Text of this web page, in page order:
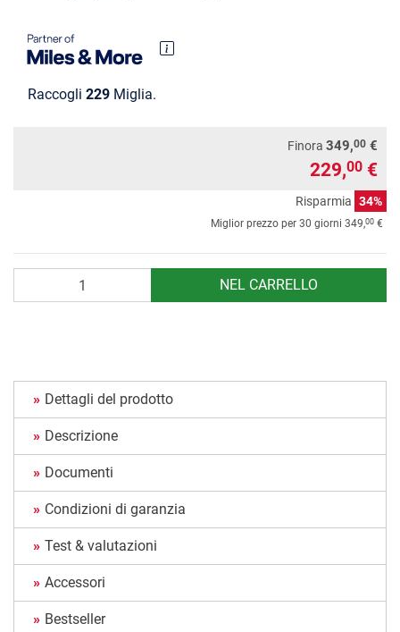
Raccogli 229 Miglia.
Finora 349,00 €
229,00 €
Risparmia 34%
Miglior prezzo per 30 giorni 349,00 €
NEL CARRELLO
Dettagli del prodotto
Descrizione
Documenti
Condizioni di garanzia
Test & valutazioni
Accessori
Bestseller